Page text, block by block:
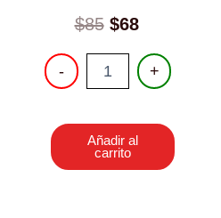
$85 Original
was:
$85.
$68Current
is:
$68.
-
CARROS
8
+
Añadir al
carrito